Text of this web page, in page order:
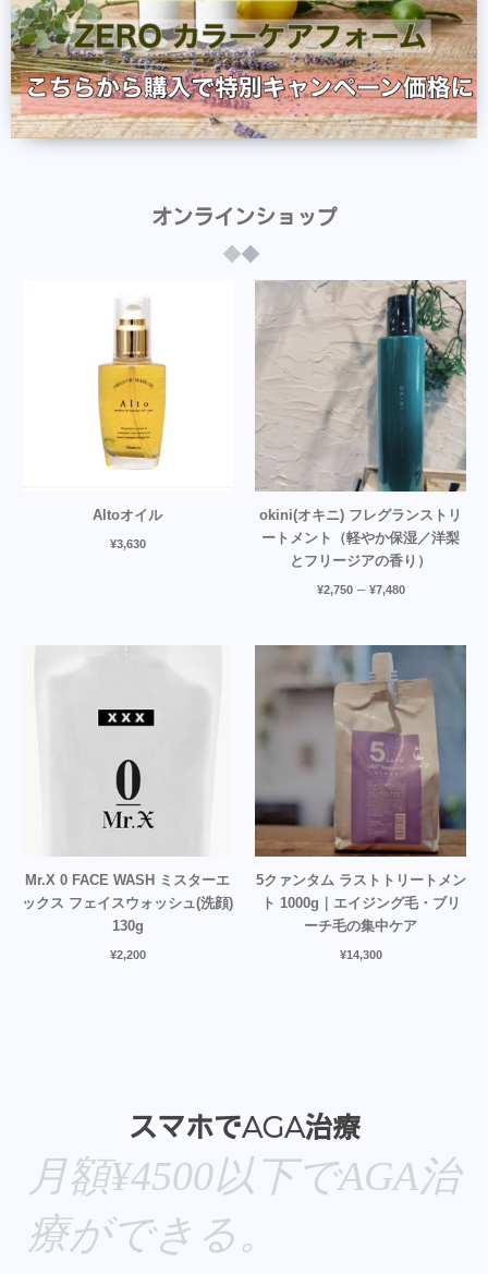
オンラインショップ
Altoオイル
¥3,630
okini(オキニ) フレグランストリ
ートメント（軽やか保湿／洋梨
とフリージアの香り）
¥2,750 – ¥7,480
Mr.X 0 FACE WASH ミスターエ
ックス フェイスウォッシュ(洗顔)
130g
¥2,200
5クァンタム ラストトリートメン
ト 1000g｜エイジング毛・ブリ
ーチ毛の集中ケア
¥14,300
スマホでAGA治療
月額¥4500以下でAGA治
療ができる。